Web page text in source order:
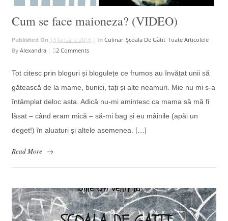
Cum se face maioneza? (VIDEO)
Published On 13 Ianuarie 2016 | In Culinar, Școala De Gătit, Toate Articolele
By Alexandra| 2 Comments
Tot citesc prin bloguri și blogulețe ce frumos au învățat unii să
gătească de la mame, bunici, tați și alte neamuri. Mie nu mi s-a
întâmplat deloc asta. Adică nu-mi amintesc ca mama să mă fi
lăsat – când eram mică – să-mi bag și eu mâinile (apăi un
deget!) în aluaturi și altele asemenea. […]
Read More →